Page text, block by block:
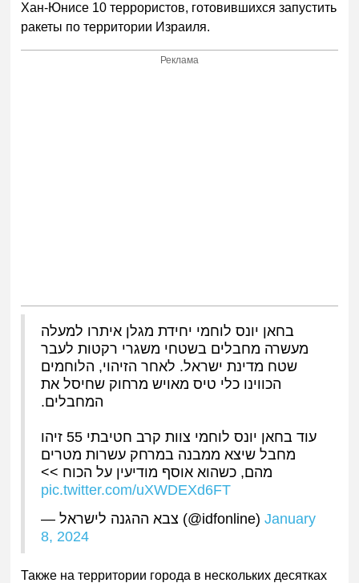
Хан-Юнисе 10 террористов, готовившихся запустить
ракеты по территории Израиля.
Реклама
בחאן יונס לוחמי יחידת מגלן איתרו למעלה
מעשרה מחבלים בשטחי משגרי רקטות לעבר
שטח מדינת ישראל. לאחר הזיהוי, הלוחמים
הכווינו כלי טיס מאויש מרחוק שחיסל את
המחבלים.
עוד בחאן יונס לוחמי צוות קרב חטיבתי 55 זיהו
מחבל שיצא ממבנה במרחק עשרות מטרים
מהם, כשהוא אוסף מודיעין על הכוח >>
pic.twitter.com/uXWDEXd6FT
— צבא ההגנה לישראל (@idfonline)January
8, 2024
Также на территории города в нескольких десятках